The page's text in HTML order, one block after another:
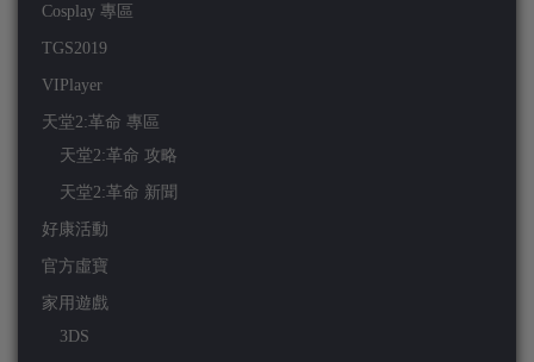
Cosplay 專區
TGS2019
VIPlayer
天堂2:革命 專區
天堂2:革命 攻略
天堂2:革命 新聞
好康活動
官方虛寶
家用遊戲
3DS